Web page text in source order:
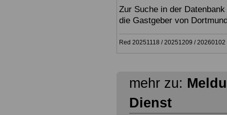
Zur Suche in der
die Gastgeber von
Red 20251118 / 20251209 /
mehr zu:
Dienst